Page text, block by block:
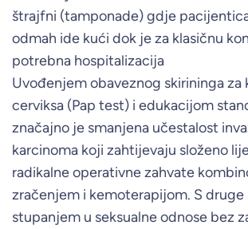
štrajfni (tamponade) gdje
odmah ide kući dok je za klasičnu
potrebna hospitalizacija
Uvođenjem obaveznog skirininga za
cerviksa (Pap test) i edukacijom
značajno je smanjena učestalost
karcinoma koji zahtijevaju složeno
radikalne operativne zahvate
zračenjem i kemoterapijom. S druge
stupanjem u seksualne odnose bez